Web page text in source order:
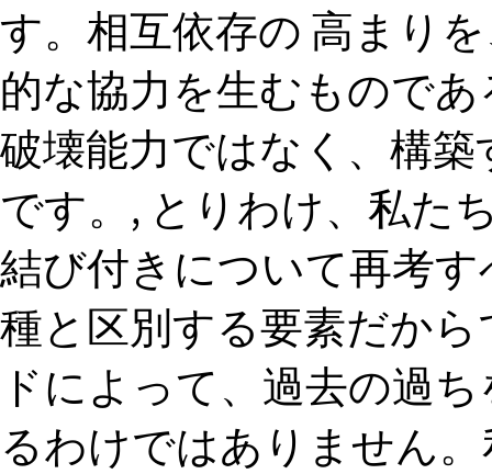
す。相互依存の 高まり
的な協力を生むもので
破壊能力ではなく、構
です。, とりわけ、私た
結び付きについて再考
種と区別する要素だか
ドによって、過去の過
るわけではありません